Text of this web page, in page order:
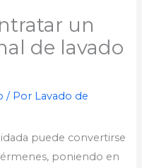
un
de lavado
/ Por Lavado de
puede convertirse
poniendo en